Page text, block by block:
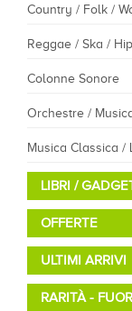
Country / Folk /
Reggae / Ska /
Colonne Sonore
Orchestre /
Musica Classica /
LIBRI /
OFFERTE
ULTIMI ARRIVI
RARITÀ -